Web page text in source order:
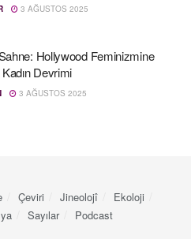
3 AĞUSTOS 2025
Hollywood Feminizmine
Devrimi
3 AĞUSTOS 2025
Çeviri Jineolojî
Ekoloji
Sayılar Podcast